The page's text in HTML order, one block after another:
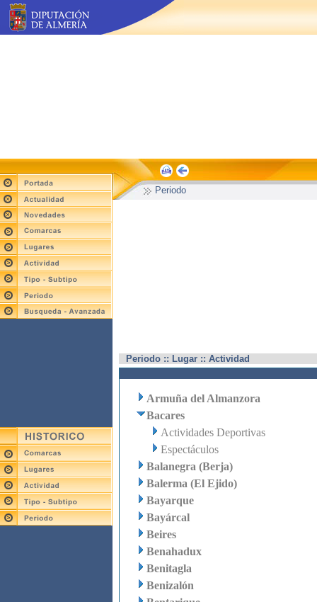
Periodo
Periodo :: Lugar :: Actividad
Armuña del Almanzora
Bacares
Actividades Deportivas
Espectáculos
Balanegra (Berja)
Balerma (El Ejido)
Bayarque
Bayárcal
Beires
Benahadux
Benitagla
Benizalón